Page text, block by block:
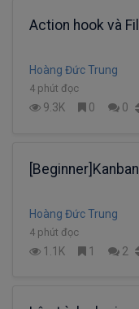
Action hook và
Hoàng Đức Trung
4 phút đọc
9.3K 0 0
Hoàng Đức Trung
4 phút đọc
1.1K 1 2